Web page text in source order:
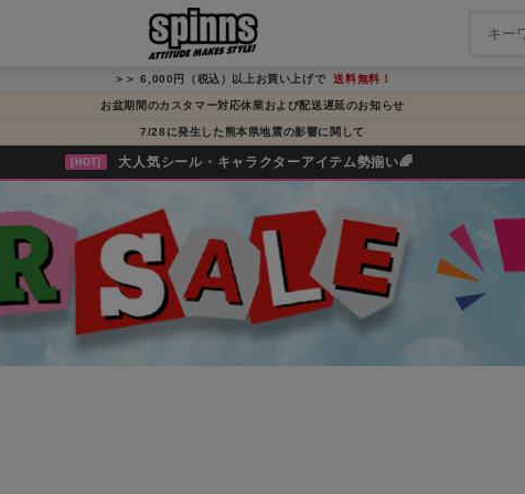
＞＞ 6,000円（税込）以上お買い上げで送料無料！
お盆期間のカスタマー対応休業および配送遅延のお知らせ
7/28に発生した熊本県地震の影響に関して
[HOT] 大人気シール・キャラクターアイテム勢揃い🌈